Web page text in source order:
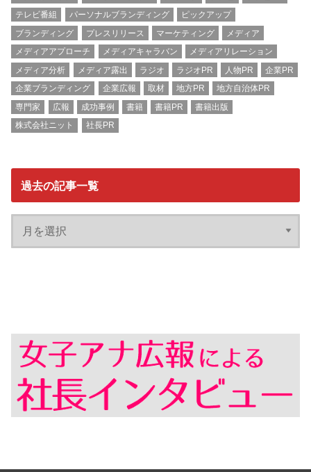
テレビ番組
パーソナルブランディング
ピックアップ
ブランディング
プレスリリース マーケティング
メディア
メディアアプローチ
メディアキャラバン
メディアリレーション
メディア分析
メディア露出 ラジオ ラジオPR 人物PR
企業PR
企業ブランディング
企業広報 取材 地方PR
地方自治体PR
専門家
広報 成功事例 書籍 書籍PR
書籍出版
株式会社ニット
社長PR
過去の記事一覧